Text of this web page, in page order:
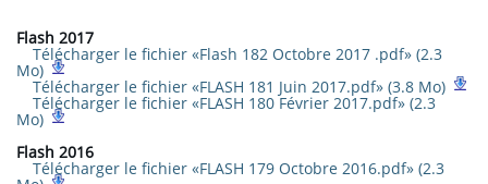
Flash 2017
Télécharger le fichier «Flash 182 Octobre 2017 .pdf» (2.3
Mo)
Télécharger le fichier «FLASH 181 Juin 2017.pdf» (3.8 Mo)
Télécharger le fichier «FLASH 180 Février 2017.pdf» (2.3
Mo)
Flash 2016
Télécharger le fichier «FLASH 179 Octobre 2016.pdf» (2.3